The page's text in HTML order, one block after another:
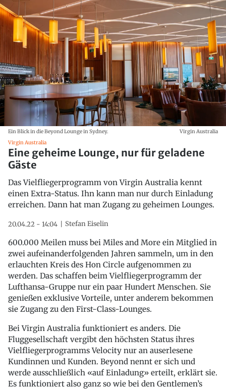
Ein Blick in die Beyond Lounge in Sydney.
Virgin Australia
Virgin Australia
Eine geheime Lounge, nur für geladene
Gäste
Das Vielfliegerprogramm von Virgin Australia kennt
einen Extra-Status. Ihn kann man nur durch Einladung
erreichen. Dann hat man Zugang zu geheimen Lounges.
20.04.22 - 14:04 Stefan Eiselin
600.000 Meilen muss bei Miles and More ein Mitglied in
zwei aufeinanderfolgenden Jahren sammeln, um in den
erlauchten Kreis des Hon Circle aufgenommen zu
werden. Das schaffen beim Vielfliegerprogramm der
Lufthansa-Gruppe nur ein paar Hundert Menschen. Sie
genießen exklusive Vorteile, unter anderem bekommen
sie Zugang zu den First-Class-Lounges.
Bei Virgin Australia funktioniert es anders. Die
Fluggesellschaft vergibt den höchsten Status ihres
Vielfliegerprogramms Velocity nur an auserlesene
Kundinnen und Kunden. Beyond nennt er sich und
werde ausschließlich «auf Einladung» erteilt, erklärt sie.
Es funktioniert also ganz so wie bei den Gentlemen’s